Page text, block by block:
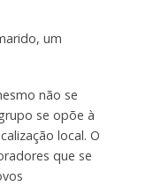
um
não se
se opõe à
local. O
que se